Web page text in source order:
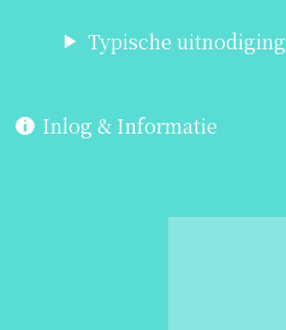
Typische uitnodiging
Inlog & Informatie